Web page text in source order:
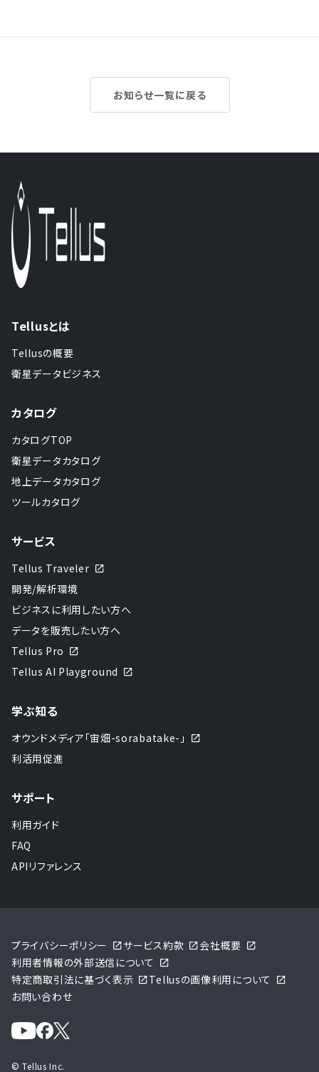
お知らせ一覧に戻る
Tellusとは
Tellusの概要
衛星データビジネス
カタログ
カタログTOP
衛星データカタログ
地上データカタログ
ツールカタログ
サービス
Tellus Traveler
開発/解析環境
ビジネスに利用したい方へ
データを販売したい方へ
Tellus Pro
Tellus AI Playground
学ぶ知る
オウンドメディア「宙畑-sorabatake-」
利活用促進
サポート
利用ガイド
FAQ
APIリファレンス
プライバシーポリシー サービス約款
会社概要
利用者情報の外部送信について
特定商取引法に基づく表示
Tellusの画像利用について
お問い合わせ
© Tellus Inc.